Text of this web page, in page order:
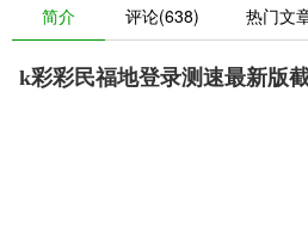
简介 评论(638) 热门文
k彩彩民福地登录测速最新版